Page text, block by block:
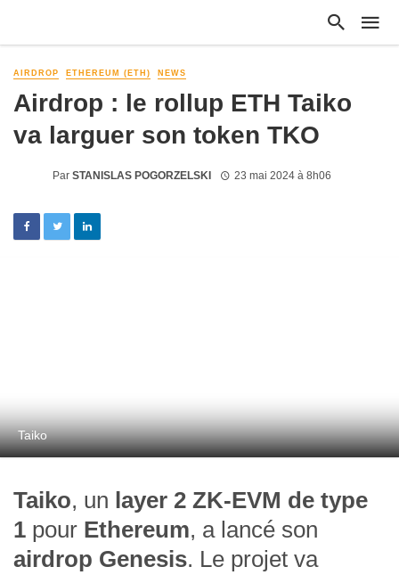
AIRDROP ETHEREUM (ETH) NEWS
Airdrop : le rollup ETH Taiko
va larguer son token TKO
Par STANISLAS POGORZELSKI 23 mai 2024 à 8h06
Taiko
Taiko, un layer 2 ZK-EVM de type
1 pour Ethereum, a lancé son
airdrop Genesis. Le projet va